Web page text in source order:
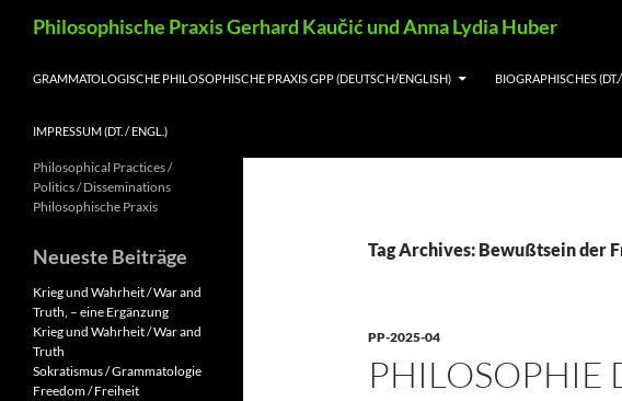
Philosophische Praxis Gerhard Kaučić und Anna Lydia Huber
GRAMMATOLOGISCHE PHILOSOPHISCHE PRAXIS GPP (DEUTSCH/ENGLISH) BIOGRAPHISCHES
IMPRESSUM (DT. / ENGL.)
Tag Archives: Bewußtsein der
PP-2025-04
PHILOSOPHIE
Philosophical Practices /
Politics / Disseminations
Philosophische Praxis
Neueste Beiträge
Krieg und Wahrheit / War and
Truth, – eine Ergänzung
Krieg und Wahrheit / War and
Truth
Sokratismus / Grammatologie
Freedom / Freiheit